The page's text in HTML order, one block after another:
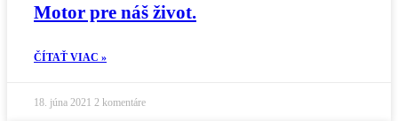
Motor pre náš život.
ČÍTAŤ VIAC »
18. júna 2021 2 komentáre